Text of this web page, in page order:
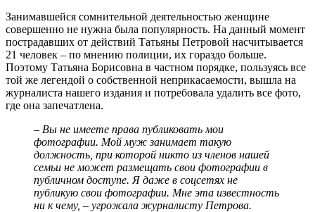
Занимавшейся сомнительной деятельностью женщине
совершенно не нужна была популярность. На данный момент
пострадавших от действий Татьяны Петровой насчитывается
21 человек – по мнению полиции, их гораздо больше.
Поэтому Татьяна Борисовна в частном порядке, пользуясь все
той же легендой о собственной неприкасаемости, вышла на
журналиста нашего издания и потребовала удалить все фото,
где она запечатлена.
– Вы не имеете права публиковать мои
фотографии. Мой муж занимает такую
должность, при которой никто из членов нашей
семьи не может размещать свои фотографии в
публичном доступе. Я даже в соцсетях не
публикую свои фотографии. Мне эта известность
ни к чему, – угрожала журналисту Петрова.